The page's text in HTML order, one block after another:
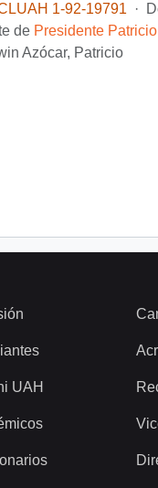
1-92-19791
·
de Presidente
Azócar, Patricio
UAH